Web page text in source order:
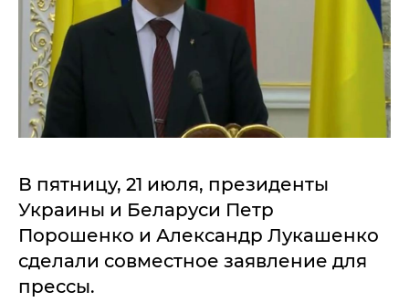
В пятницу, 21 июля, президенты
Украины и Беларуси Петр
Порошенко и Александр Лукашенко
сделали совместное заявление для
прессы.